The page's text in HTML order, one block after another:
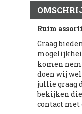
Ruim
Graag
komen
doen wij
jullie graag
bekijken
contact met